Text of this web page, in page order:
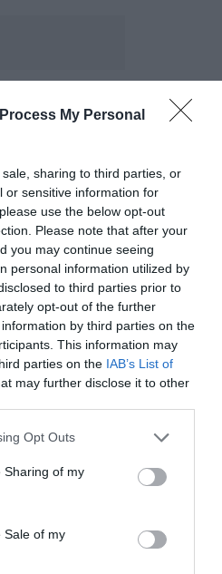
My Personal
sharing to third parties, or
or sensitive information for
use the below opt-out
Please note that after your
you may continue seeing
personal information utilized by
to third parties prior to
opt-out of the further
by third parties on the
This information may
parties on the IAB’s List of
may further disclose it to other
app uses one or more Google
behaviour. You may click to
and its third-party tags to
purposes in below Google
Opt Outs
Sharing of my
Sale of my
CIKK
CIKK
A MOST MEGNYITOTT,